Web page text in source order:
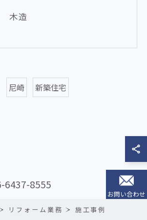
木造
尼崎 新築住宅
6437-8555
お問い合わせ
リフォーム業務 施工事例